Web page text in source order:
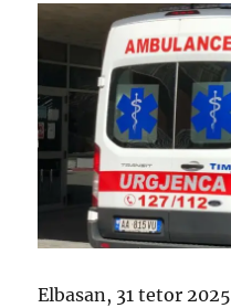
Elbasan, 31 tetor 2025